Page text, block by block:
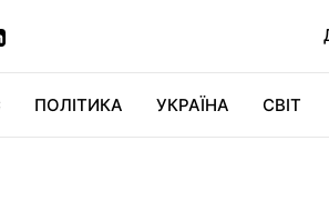
ПОЛІТИКА УКРАЇНА СВІТ